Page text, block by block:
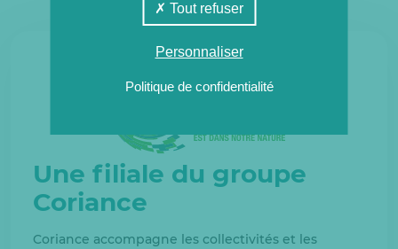
Une filiale du groupe
Coriance
Coriance accompagne les collectivités et les
Tout refuser
Personnaliser
Politique de confidentialité